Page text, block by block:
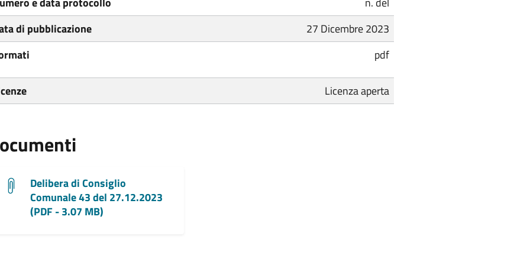
di pubblicazione
27 Dicembre 2023
pdf
Licenza aperta
Delibera di Consiglio
Comunale 43 del 27.12.2023
(PDF - 3.07 MB)